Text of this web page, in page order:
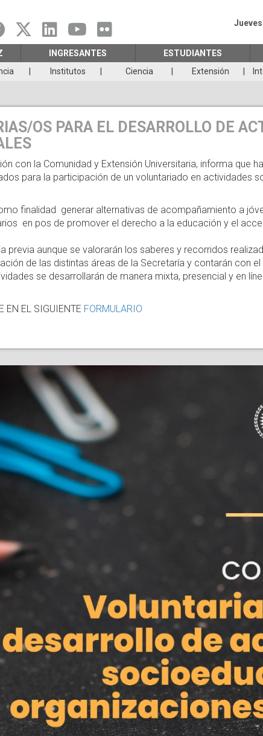
INGRESANTES ESTUDIANTES
Institutos Ciencia Extensión
OS PARA EL DESARROLLO DE
con la Comunidad y Extensión Universitaria, informa que
para la participación de un voluntariado en actividades
finalidad generar alternativas de acompañamiento a
en pos de promover el derecho a la educación y el
previa aunque se valorarán los saberes y recorridos
de las distintas áreas de la Secretaría y contarán con
se desarrollarán de manera mixta, presencial y en
EN EL SIGUIENTE FORMULARIO